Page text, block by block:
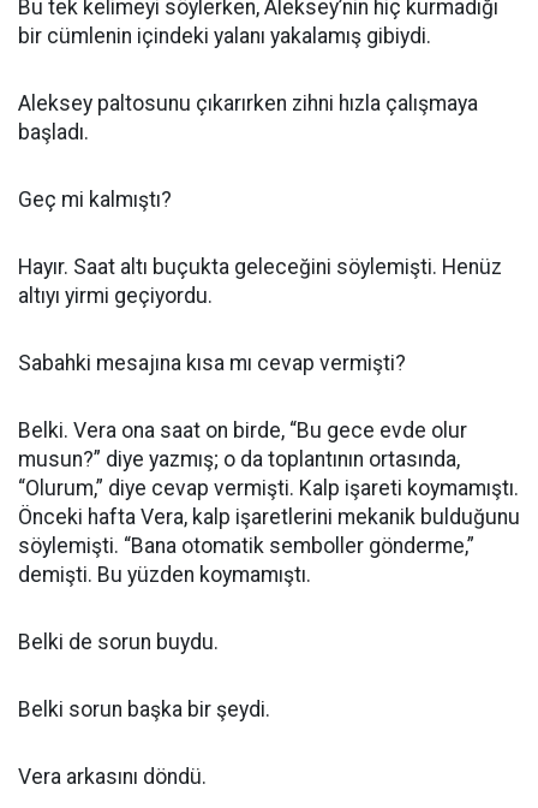
Bu tek kelimeyi söylerken, Aleksey’nin hiç kurmadığı
bir cümlenin içindeki yalanı yakalamış gibiydi.
Aleksey paltosunu çıkarırken zihni hızla çalışmaya
başladı.
Geç mi kalmıştı?
Hayır. Saat altı buçukta geleceğini söylemişti. Henüz
altıyı yirmi geçiyordu.
Sabahki mesajına kısa mı cevap vermişti?
Belki. Vera ona saat on birde, “Bu gece evde olur
musun?” diye yazmış; o da toplantının ortasında,
“Olurum,” diye cevap vermişti. Kalp işareti koymamıştı.
Önceki hafta Vera, kalp işaretlerini mekanik bulduğunu
söylemişti. “Bana otomatik semboller gönderme,”
demişti. Bu yüzden koymamıştı.
Belki de sorun buydu.
Belki sorun başka bir şeydi.
Vera arkasını döndü.